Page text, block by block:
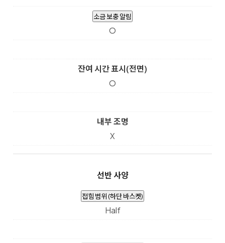
소금 보충 알림
O
잔여 시간 표시(전면)
O
내부 조명
X
선반 사양
접힘 범위 (하단 바스켓)
Half